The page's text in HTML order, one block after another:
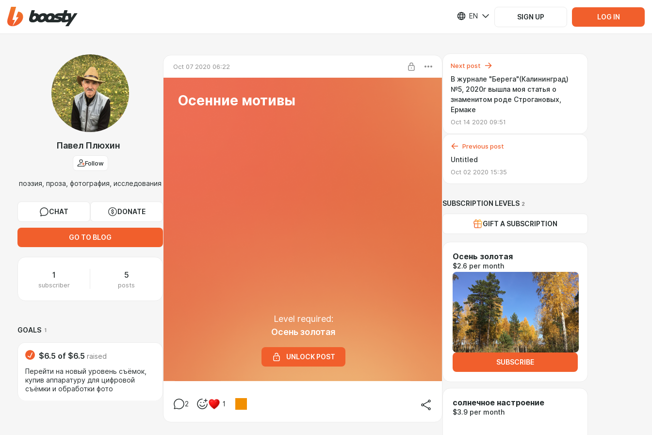
EN SIGN UP LOG IN
Павел Плюхин
Follow
поэзия, проза, фотография, исследования
CHAT DONATE
GO TO BLOG
1
subscriber
5
posts
GOALS 1
$6.5 of $6.5 raised
Перейти на новый уровень съёмок,
купив аппаратуру для цифровой
съёмки и обработки фото
Oct 07 2020 06:22
Осенние мотивы
Level required:
Осень золотая
UNLOCK POST
2 1
Next post
В журнале "Берега"(Калининград)
№5, 2020г вышла моя статья о
знаменитом роде Строгановых,
Ермаке
Oct 14 2020 09:51
Previous post
Untitled
Oct 02 2020 15:35
SUBSCRIPTION LEVELS 2
GIFT A SUBSCRIPTION
Осень золотая
$2.6 per month
SUBSCRIBE
солнечное настроение
$3.9 per month